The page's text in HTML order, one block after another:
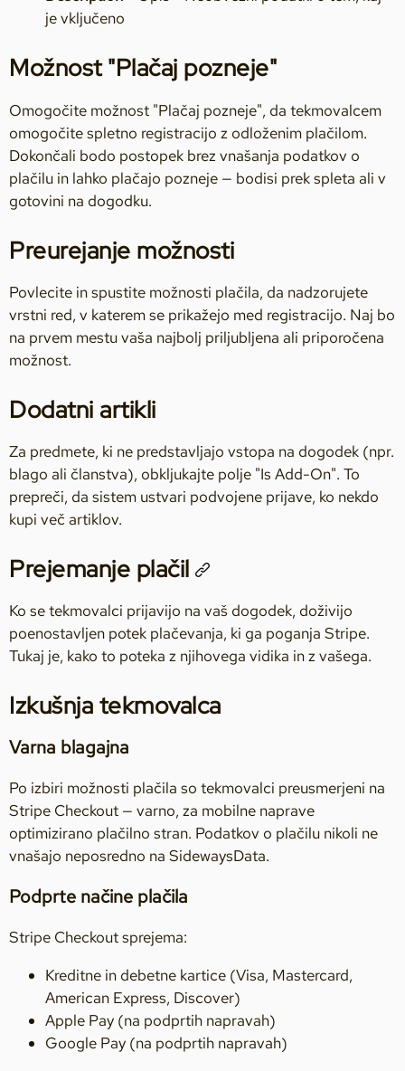
je vključeno
Možnost "Plačaj pozneje"
Omogočite možnost "Plačaj pozneje", da tekmovalcem
omogočite spletno registracijo z odloženim plačilom.
Dokončali bodo postopek brez vnašanja podatkov o
plačilu in lahko plačajo pozneje — bodisi prek spleta ali v
gotovini na dogodku.
Preurejanje možnosti
Povlecite in spustite možnosti plačila, da nadzorujete
vrstni red, v katerem se prikažejo med registracijo. Naj bo
na prvem mestu vaša najbolj priljubljena ali priporočena
možnost.
Dodatni artikli
Za predmete, ki ne predstavljajo vstopa na dogodek (npr.
blago ali članstva), obkljukajte polje "Is Add-On". To
prepreči, da sistem ustvari podvojene prijave, ko nekdo
kupi več artiklov.
Prejemanje plačil
Ko se tekmovalci prijavijo na vaš dogodek, doživijo
poenostavljen potek plačevanja, ki ga poganja Stripe.
Tukaj je, kako to poteka z njihovega vidika in z vašega.
Izkušnja tekmovalca
Varna blagajna
Po izbiri možnosti plačila so tekmovalci preusmerjeni na
Stripe Checkout — varno, za mobilne naprave
optimizirano plačilno stran. Podatkov o plačilu nikoli ne
vnašajo neposredno na SidewaysData.
Podprte načine plačila
Stripe Checkout sprejema:
Kreditne in debetne kartice (Visa, Mastercard,
American Express, Discover)
Apple Pay (na podprtih napravah)
Google Pay (na podprtih napravah)